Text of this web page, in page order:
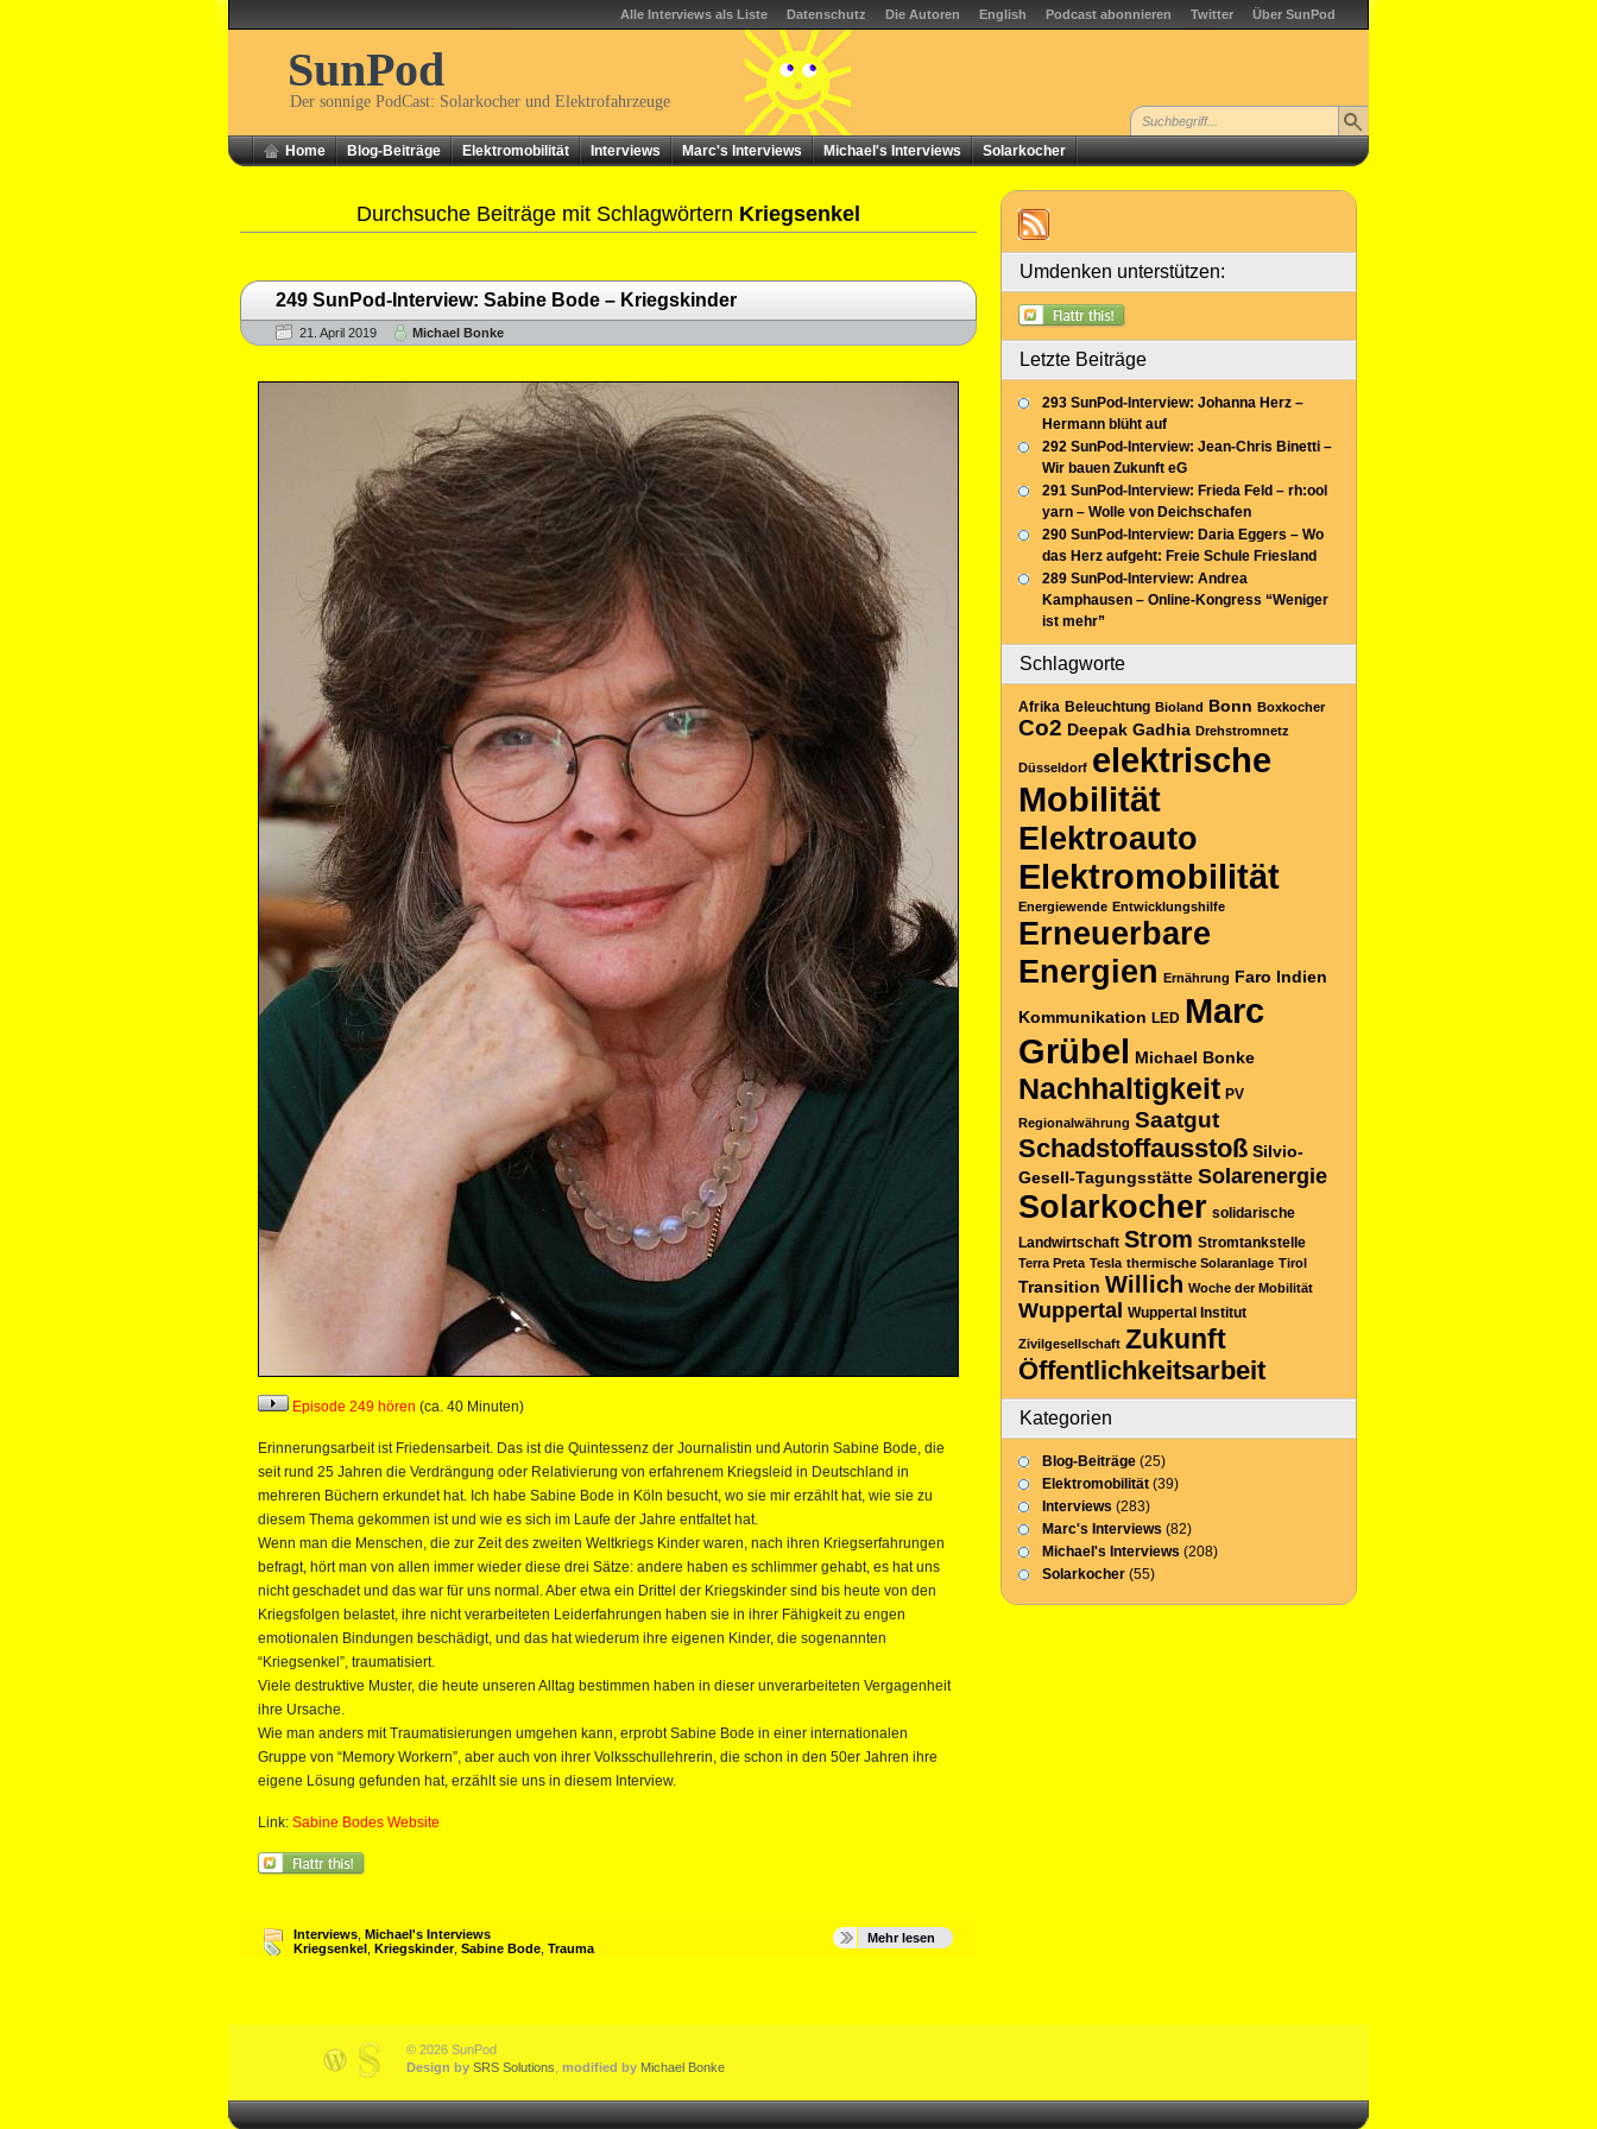
Alle Interviews als Liste Datenschutz Die Autoren English Podcast abonnieren Twitter Über SunPod
SunPod
Der sonnige PodCast: Solarkocher und Elektrofahrzeuge
Home Blog-Beiträge Elektromobilität Interviews Marc's Interviews Michael's Interviews Solarkocher
Durchsuche Beiträge mit Schlagwörtern Kriegsenkel
249 SunPod-Interview: Sabine Bode – Kriegskinder
21. April 2019 Michael Bonke
Episode 249 hören (ca. 40 Minuten)
Erinnerungsarbeit ist Friedensarbeit. Das ist die Quintessenz der Journalistin und Autorin Sabine Bode, die
seit rund 25 Jahren die Verdrängung oder Relativierung von erfahrenem Kriegsleid in Deutschland in
mehreren Büchern erkundet hat. Ich habe Sabine Bode in Köln besucht, wo sie mir erzählt hat, wie sie zu
diesem Thema gekommen ist und wie es sich im Laufe der Jahre entfaltet hat.
Wenn man die Menschen, die zur Zeit des zweiten Weltkriegs Kinder waren, nach ihren Kriegserfahrungen
befragt, hört man von allen immer wieder diese drei Sätze: andere haben es schlimmer gehabt, es hat uns
nicht geschadet und das war für uns normal. Aber etwa ein Drittel der Kriegskinder sind bis heute von den
Kriegsfolgen belastet, ihre nicht verarbeiteten Leiderfahrungen haben sie in ihrer Fähigkeit zu engen
emotionalen Bindungen beschädigt, und das hat wiederum ihre eigenen Kinder, die sogenannten
“Kriegsenkel”, traumatisiert.
Viele destruktive Muster, die heute unseren Alltag bestimmen haben in dieser unverarbeiteten Vergagenheit
ihre Ursache.
Wie man anders mit Traumatisierungen umgehen kann, erprobt Sabine Bode in einer internationalen
Gruppe von “Memory Workern”, aber auch von ihrer Volksschullehrerin, die schon in den 50er Jahren ihre
eigene Lösung gefunden hat, erzählt sie uns in diesem Interview.
Link: Sabine Bodes Website
Interviews Michael's Interviews
Kriegsenkel Kriegskinder, Sabine Bode Trauma
Mehr lesen
Umdenken unterstützen:
Letzte Beiträge
293 SunPod-Interview: Johanna Herz –
Hermann blüht auf
292 SunPod-Interview: Jean-Chris Binetti –
Wir bauen Zukunft eG
291 SunPod-Interview: Frieda Feld – rh:ool
yarn – Wolle von Deichschafen
290 SunPod-Interview: Daria Eggers – Wo
das Herz aufgeht: Freie Schule Friesland
289 SunPod-Interview: Andrea
Kamphausen – Online-Kongress “Weniger
ist mehr”
Schlagworte
Afrika Beleuchtung Bioland Bonn Boxkocher
Co2 Deepak Gadhia Drehstromnetz
Düsseldorf elektrische
Mobilität
Elektroauto
Elektromobilität
Energiewende Entwicklungshilfe
Erneuerbare
Energien Ernährung Faro Indien
Kommunikation LED Marc
Grübel Michael Bonke
Nachhaltigkeit PV
Regionalwährung Saatgut
Schadstoffausstoß Silvio-
Gesell-Tagungsstätte Solarenergie
Solarkocher solidarische
Landwirtschaft Strom Stromtankstelle
Terra Preta Tesla thermische Solaranlage Tirol
Transition Willich Woche der Mobilität
Wuppertal Wuppertal Institut
Zivilgesellschaft Zukunft
Öffentlichkeitsarbeit
Kategorien
Blog-Beiträge (25)
Elektromobilität (39)
Interviews (283)
Marc's Interviews (82)
Michael's Interviews (208)
Solarkocher (55)
© 2026 SunPod
Design by SRS Solutions modified by Michael Bonke